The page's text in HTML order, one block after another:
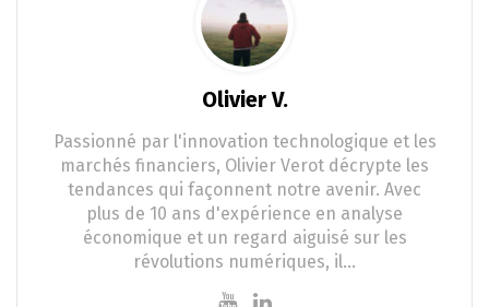
Olivier V.
Passionné par l'innovation technologique et les
marchés financiers, Olivier Verot décrypte les
tendances qui façonnent notre avenir. Avec
plus de 10 ans d'expérience en analyse
économique et un regard aiguisé sur les
révolutions numériques, il…